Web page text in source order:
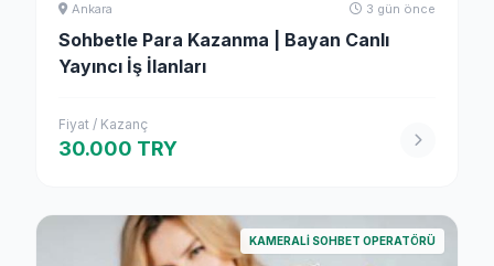
Ankara 3 gün önce
Sohbetle Para Kazanma | Bayan Canlı
Yayıncı İş İlanları
Fiyat / Kazanç
30.000 TRY
KAMERALI SOHBET OPERATÖRÜ